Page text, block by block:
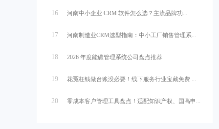
16 河南中小企业 CRM 软件怎么选？主流品牌功...
17 河南制造业CRM选型指南：中小工厂销售管理系...
18 2026 年度能碳管理系统公司盘点推荐
19 花冤枉钱做台账没必要！线下服务行业宝藏免费 ...
20 零成本客户管理工具盘点！适配知识产权、国高申...